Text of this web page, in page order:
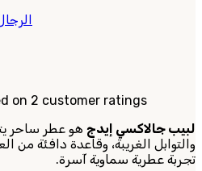
on 2 customer ratings
لبيب جالاكسي إيدج هو عطر ساحر
والتوابل الغريبة، وقاعدة دافئة من
تجربة عطرية سماوية آسرة.